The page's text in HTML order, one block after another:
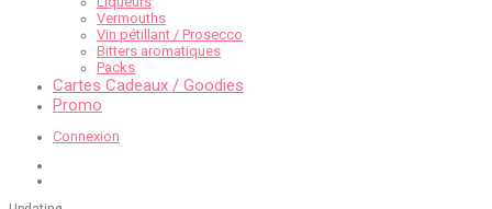
Vermouths
Vin pétillant / Prosecco
Bitters aromatiques
Packs
Cartes Cadeaux / Goodies
Promo
Connexion